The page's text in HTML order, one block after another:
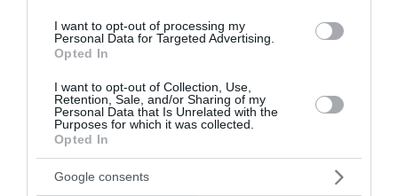
I want to opt-out of processing my
Personal Data for Targeted Advertising.
Opted In
I want to opt-out of Collection, Use,
Retention, Sale, and/or Sharing of my
Personal Data that Is Unrelated with the
Purposes for which it was collected.
Opted In
Google consents
Λατινοπούλου: «H Βρετανία ακυρώνει το Digital ID και
μειώνει τον φόρο στο ρεύμα. Η Ελλάδα πότε θα βάλει
τους πολίτες πρώτους;»
Παπαθανάσης: 1,7 εκατ. ευρώ στους Δήμους Κοζάνης και
Εορδαίας για μέτρα πυροπροστασίας σε βρεφονηπιακούς